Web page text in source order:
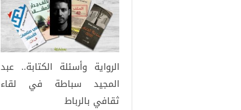
الرواية وأسئلة الكتابة.. عبد
المجيد سباطة في لقاء
ثقافي بالرباط